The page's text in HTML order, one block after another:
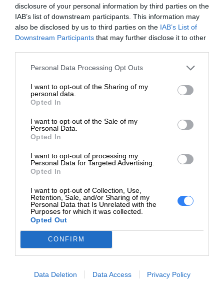
disclosure of your personal information by third parties on the
IAB’s list of downstream participants. This information may
also be disclosed by us to third parties on the IAB’s List of
Downstream Participants that may further disclose it to other
Personal Data Processing Opt Outs
I want to opt-out of the Sharing of my
personal data.
Opted In
I want to opt-out of the Sale of my
Personal Data.
Opted In
I want to opt-out of processing my
Personal Data for Targeted Advertising.
Opted In
I want to opt-out of Collection, Use,
Retention, Sale, and/or Sharing of my
Personal Data that Is Unrelated with the
Purposes for which it was collected.
Opted Out
CONFIRM
Data Deletion Data Access Privacy Policy
RAM 4 GB DDR3 SDRAM
Pamięć
fleszowa
16 GB
Interfejsy
2 x 1/10Gbit LAN SFP+ 1 x USB-
Zasilanie
Zasilacz Adapter mocy wewnętrznej
Moc
Wymagane
napięcie
AC 230 V (50/60 Hz)
Zużycie
energii w
trybie
aktywności